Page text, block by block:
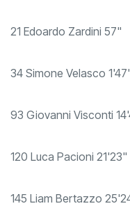
21 Edoardo Zardini 57"
34 Simone Velasco
93 Giovanni Visconti
120 Luca Pacioni 21'23"
145 Liam Bertazzo